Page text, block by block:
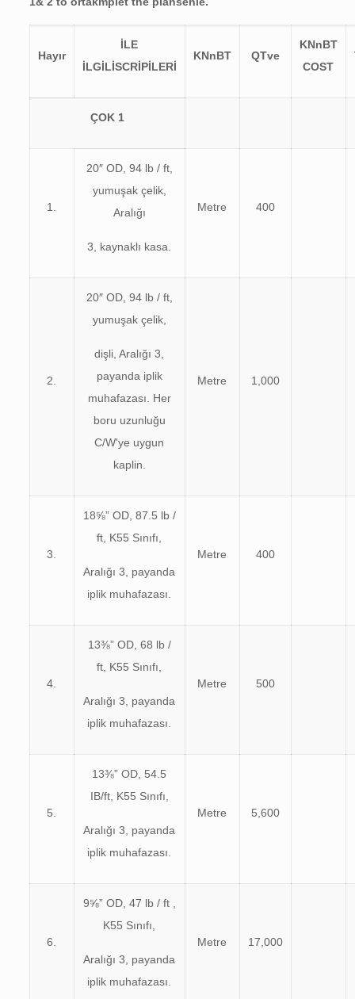
Hayır
İLE
İLGİLİSCRİPİLERİ
KNnBT QTve
KNnBT
COST
ÇOK 1
1.
20″ OD, 94 lb / ft,
yumuşak çelik,
Aralığı
3, kaynaklı kasa.
Metre 400
2.
20″ OD, 94 lb / ft,
yumuşak çelik,
dişli, Aralığı 3,
payanda iplik
muhafazası. Her
boru uzunluğu
C/W'ye uygun
kaplin.
Metre 1,000
3.
18⅝” OD, 87.5 lb /
ft, K55 Sınıfı,
Aralığı 3, payanda
iplik muhafazası.
Metre 400
4.
13⅜” OD, 68 lb /
ft, K55 Sınıfı,
Aralığı 3, payanda
iplik muhafazası.
Metre 500
5.
13⅜” OD, 54.5
IB/ft, K55 Sınıfı,
Aralığı 3, payanda
iplik muhafazası.
Metre 5,600
6.
9⅝” OD, 47 lb / ft ,
K55 Sınıfı,
Aralığı 3, payanda
iplik muhafazası.
Metre 17,000